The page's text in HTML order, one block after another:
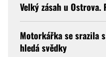
Velký zásah u
Motorkářka se srazila
hledá svědky